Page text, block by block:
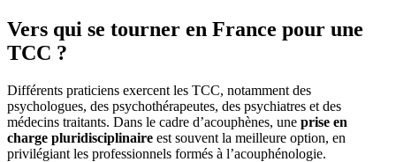
Vers qui se tourner en France pour une
TCC ?
Différents praticiens exercent les TCC, notamment des
psychologues, des psychothérapeutes, des psychiatres et des
médecins traitants. Dans le cadre d’acouphènes, une prise en
charge pluridisciplinaire est souvent la meilleure option, en
privilégiant les professionnels formés à l’acouphénologie.